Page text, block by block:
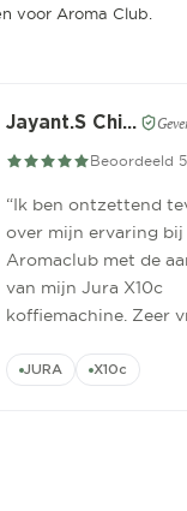
voor Aroma Club.
Jayant.S Chitaroe
Beoordeeld
“Ik ben ontzettend
over mijn ervaring bij
Aromaclub met de
van mijn Jura X10c
koffiemachine. Zeer
JURA X10c